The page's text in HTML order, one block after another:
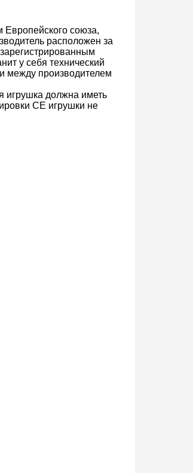
Европейского союза,
расположен за
у себя технический
между производителем
игрушка должна иметь
CE игрушки не